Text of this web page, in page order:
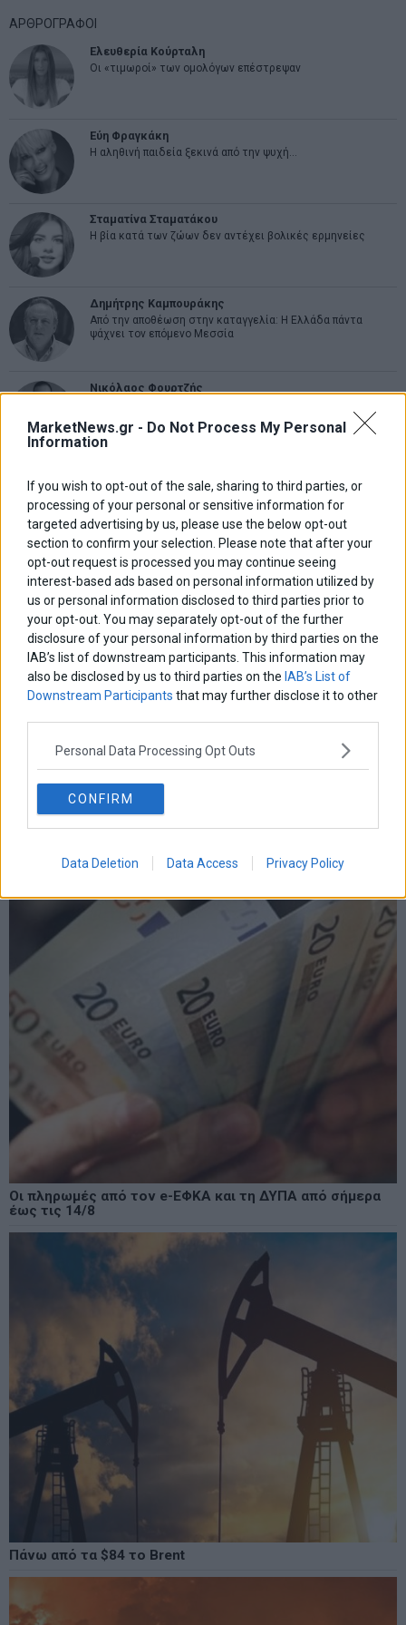
MarketNews.gr - Do Not Process My Personal
Information
If you wish to opt-out of the sale, sharing to third parties, or
processing of your personal or sensitive information for
targeted advertising by us, please use the below opt-out
section to confirm your selection. Please note that after your
opt-out request is processed you may continue seeing
interest-based ads based on personal information utilized by
us or personal information disclosed to third parties prior to
your opt-out. You may separately opt-out of the further
disclosure of your personal information by third parties on the
IAB’s list of downstream participants. This information may
also be disclosed by us to third parties on the IAB’s List of
Downstream Participants that may further disclose it to other
Personal Data Processing Opt Outs
CONFIRM
Data Deletion Data Access Privacy Policy
ΑΡΘΡΟΓΡΑΦΟΙ
Ελευθερία Κούρταλη
Οι «τιμωροί» των ομολόγων επέστρεψαν
Εύη Φραγκάκη
Η αληθινή παιδεία ξεκινά από την ψυχή…
Σταματίνα Σταματάκου
Η βία κατά των ζώων δεν αντέχει βολικές ερμηνείες
Δημήτρης Καμπουράκης
Από την αποθέωση στην καταγγελία: Η Ελλάδα πάντα
ψάχνει τον επόμενο Μεσσία
Νικόλαος Φουρτζής
Στις 11/12 το πρώτο ευρωπαϊκό ντέρμπι «αιωνίων»
ΕΤΙΚΕΤΕΣ
eurobank marketnewsnikkei wallΑγορες ΗΠΑ Ιταλια
Χρηματιστηριο Αθηνων αεπ αθλητικα αναπτυξη βουλη γερμανια
διαπραγματευση δντεκλογες εκτ ελλαδα εμπορευματα
επικαιροτητα επιχειρησεις ευρω ευρωζωνη
ευρωπαικα
οικονομιαομολογα πετρελαιο πληθωρισμος ρωσια
τουρκια τραπεζες
Οι πληρωμές από τον e-ΕΦΚΑ και τη ΔΥΠΑ από σήμερα
έως τις 14/8
Πάνω από τα $84 το Brent